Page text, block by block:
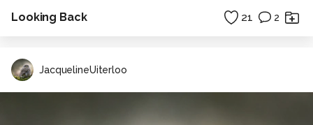
Looking Back 21 2
JacquelineUiterloo